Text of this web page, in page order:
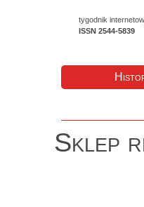
tygodnik
ISSN 2544-5839
Sklep